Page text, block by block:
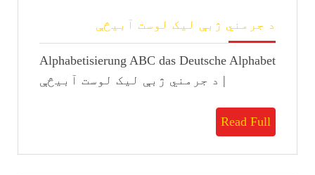
د جرمني ژبې لیک لوست آبیڅې
ژبې
لیک
لوست
Alphabetisierung ABC das Deutsche Alphabet
| د جرمني ژبې لیک لوست آبیڅې
Read Full
Read
Full